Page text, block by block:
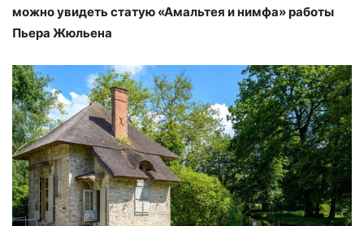
можно увидеть статую «Амальтея и нимфа» работы
Пьера Жюльена